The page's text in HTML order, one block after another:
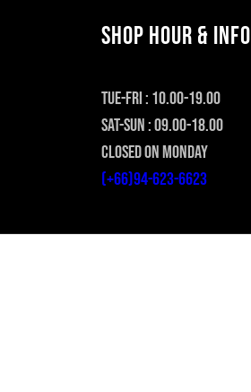
SHOP HOUR & INFO
TUE-FRI : 10.00-19.00
SAT-SUN : 09.00-18.00
CLOSED ON MONDAY
(+66)94-623-6623